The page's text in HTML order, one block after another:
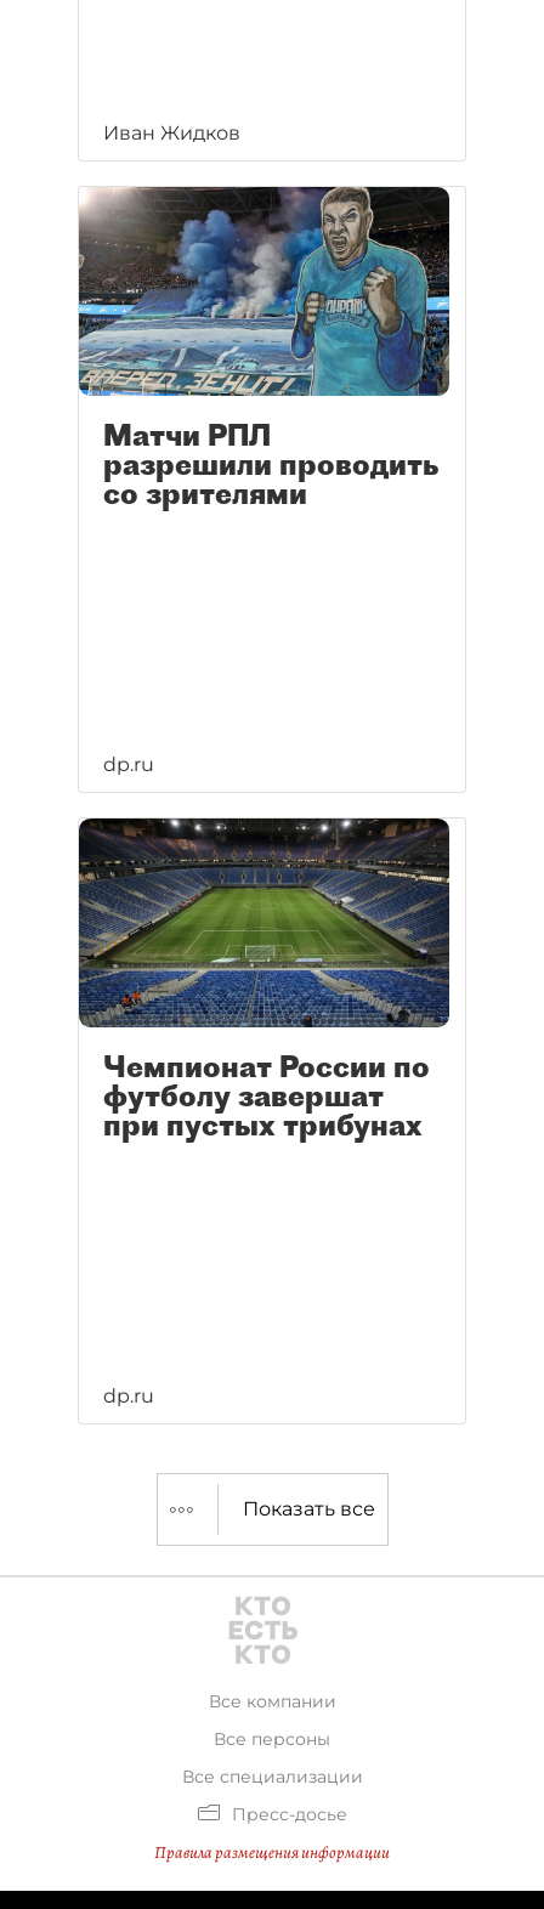
Иван Жидков
Матчи РПЛ
разрешили проводить
со зрителями
dp.ru
Чемпионат России по
футболу завершат
при пустых трибунах
dp.ru
Показать все
Все компании
Все персоны
Все специализации
Пресс-досье
Правила размещения информации